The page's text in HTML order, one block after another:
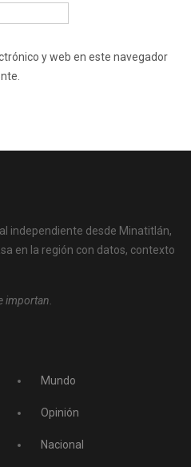
y web en este navegador
independiente desde Minatitlán,
en la región con datos, contexto
importan.
Mundo
Opinión
Nacional